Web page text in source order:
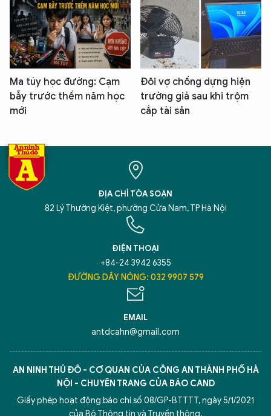
Ma túy học đường: Cạm
bẫy trước thềm năm học
mới
Đôi vợ chồng dựng hiện
trường giả sau khi trộm
cắp tài sản
ĐỊA CHỈ TÒA SOẠN
82 Lý Thường Kiệt, phường Cửa Nam, TP Hà Nội
ĐIỆN THOẠI
+84-24 3942 6355
ĐƯỜNG DÂY NÓNG: 032 9907 579
EMAIL
antdcahn@gmail.com
AN NINH THỦ ĐÔ - CƠ QUAN CỦA CÔNG AN THÀNH PHỐ HÀ
NỘI - CHUYÊN TRANG CỦA BÁO CAND
Giấy phép hoạt động báo chí số 08/GP-BTTTT, ngày 5/1/2021